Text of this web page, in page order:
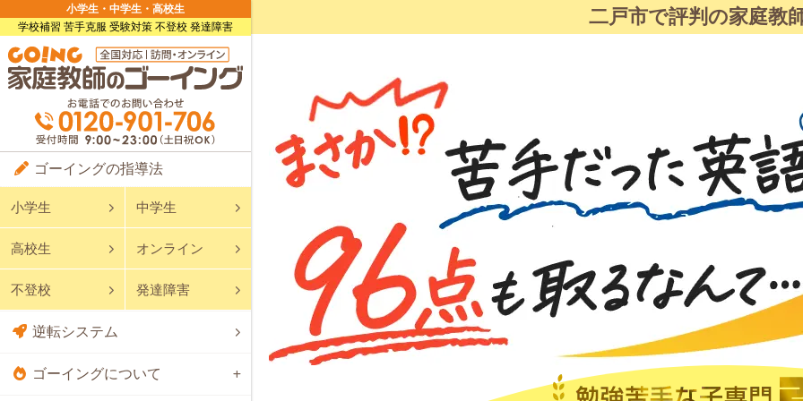
小学生・中学生・高校生
学校補習 苦手克服 受験対策 不登校 発達障害
二戸市で評判の家庭教
ゴーイングの指導法
小学生 中学生
高校生 オンライン
不登校 発達障害
逆転システム
ゴーイングについて